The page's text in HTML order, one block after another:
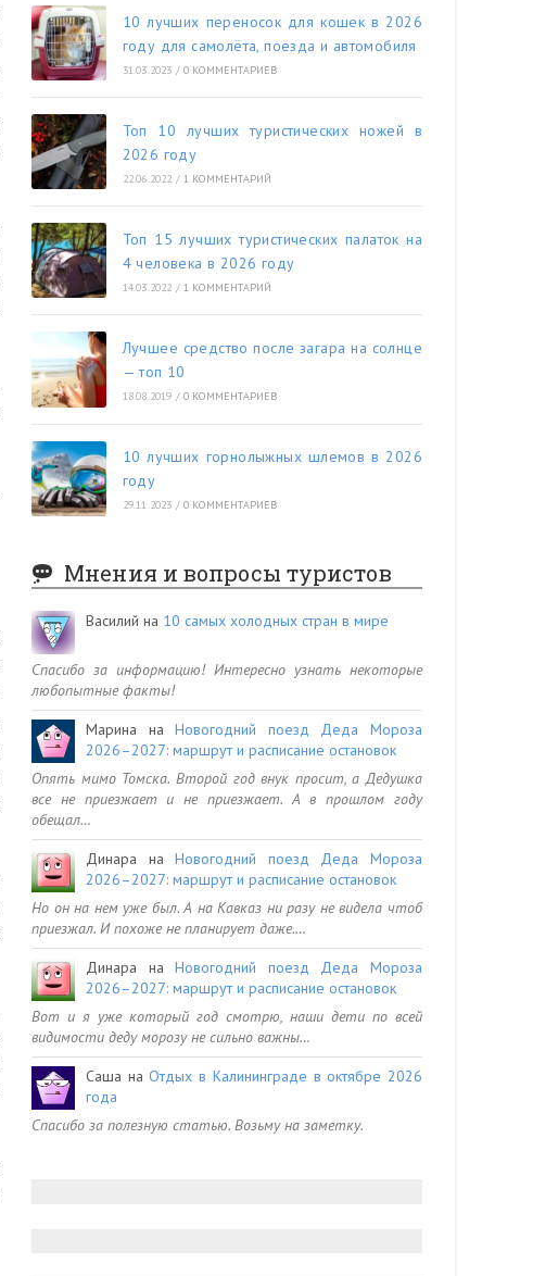
10 лучших переносок для кошек в 2026
году для самолёта, поезда и автомобиля
31.03.2023 / 0 КОММЕНТАРИЕВ
Топ 10 лучших туристических ножей в
2026 году
22.06.2022 / 1 КОММЕНТАРИЙ
Топ 15 лучших туристических палаток на
4 человека в 2026 году
14.03.2022 / 1 КОММЕНТАРИЙ
Лучшее средство после загара на солнце
— топ 10
18.08.2019 / 0 КОММЕНТАРИЕВ
10 лучших горнолыжных шлемов в 2026
году
29.11.2023 / 0 КОММЕНТАРИЕВ
Мнения и вопросы туристов
Василий на 10 самых холодных стран в мире
Спасибо за информацию! Интересно узнать некоторые
любопытные факты!
Марина наНовогодний поезд Деда Мороза
2026–2027: маршрут и расписание остановок
Опять мимо Томска. Второй год внук просит, а Дедушка
все не приезжает и не приезжает. А в прошлом году
обещал…
Динара наНовогодний поезд Деда Мороза
2026–2027: маршрут и расписание остановок
Но он на нем уже был. А на Кавказ ни разу не видела чтоб
приезжал. И похоже не планирует даже.…
Динара наНовогодний поезд Деда Мороза
2026–2027: маршрут и расписание остановок
Вот и я уже который год смотрю, наши дети по всей
видимости деду морозу не сильно важны…
Саша наОтдых в Калининграде в октябре 2026
года
Спасибо за полезную статью. Возьму на заметку.